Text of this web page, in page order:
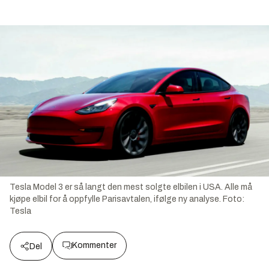
Tesla Model 3 er så langt den mest solgte elbilen i USA. Alle må
kjøpe elbil for å oppfylle Parisavtalen, ifølge ny analyse. Foto:
Tesla
Del Kommenter